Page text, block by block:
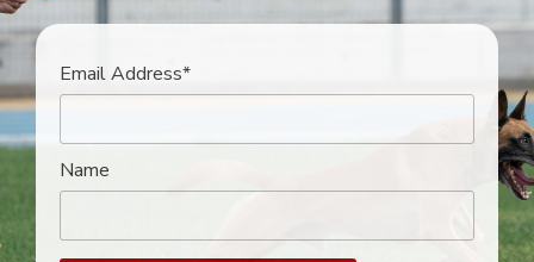
Email Address*
Name